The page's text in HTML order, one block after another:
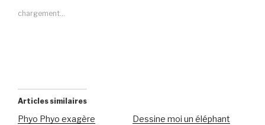
chargement…
Articles similaires
Phyo Phyo exagère
Dessine moi un éléphant